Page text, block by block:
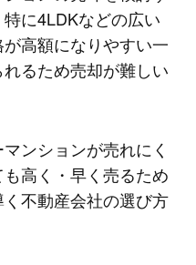
に4LDKなどの広い
高額になりやすい一
るため売却が難しい
ンションが売れにく
高く・早く売るため
不動産会社の選び方